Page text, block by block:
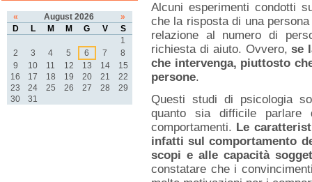
« August 2026
»
D
L M M G V
S
1
2
3 4 5 6 7
8
9
10 11 12 13 14
15
16
17 18 19 20 21
22
23
24 25 26 27 28
29
30
31
Alcuni esperimenti condotti
che la risposta di una
relazione al numero di
richiesta di aiuto. Ovvero,se
che intervenga, piuttosto
persone.
Questi studi di psicologia
quanto sia difficile
comportamenti. Le
infatti sul comportamento
scopi e alle capacità
constatare che i